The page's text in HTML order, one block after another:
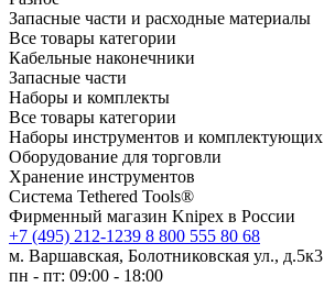
Запасные части и расходные материалы
Все товары категории
Кабельные наконечники
Запасные части
Наборы и комплекты
Все товары категории
Наборы инструментов и комплектующих
Оборудование для торговли
Хранение инс­тру­мен­тов
Система Tethered Tools®
Фирменный магазин Knipex в России
+7 (495) 212-1239 8 800 555 80 68
м. Варшавская, Болотниковская ул., д.5к3
пн - пт: 09:00 - 18:00